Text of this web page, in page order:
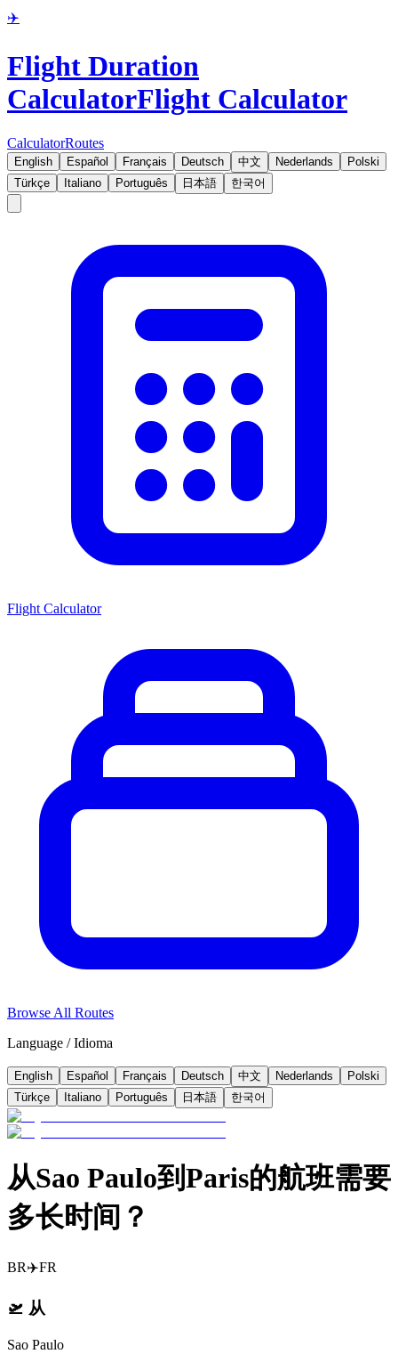
✈️
Flight Duration
CalculatorFlight Calculator
CalculatorRoutes
English Español Français Deutsch 中文 Nederlands
Polski
Türkçe
Italiano Português 日本語 한국어
Flight Calculator
Browse All Routes
Language / Idioma
English Español Français Deutsch 中文 Nederlands
Polski
Türkçe
Italiano Português 日本語 한국어
从Sao Paulo到Paris的航班需要
多长时间？
BR✈️FR
🛫 从
Sao Paulo